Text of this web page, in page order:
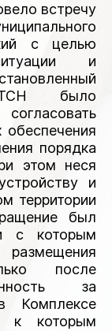
встречу
с целью
и
ТСН было
порядка
этом неся
и
территории
был
с которым
после
за
Комплексе
к которым